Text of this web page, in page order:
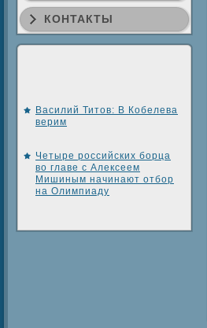
КОНТАКТЫ
Василий Титов: В Кобелева
верим
Четыре российских борца
во главе с Алексеем
Мишиным начинают отбор
на Олимпиаду